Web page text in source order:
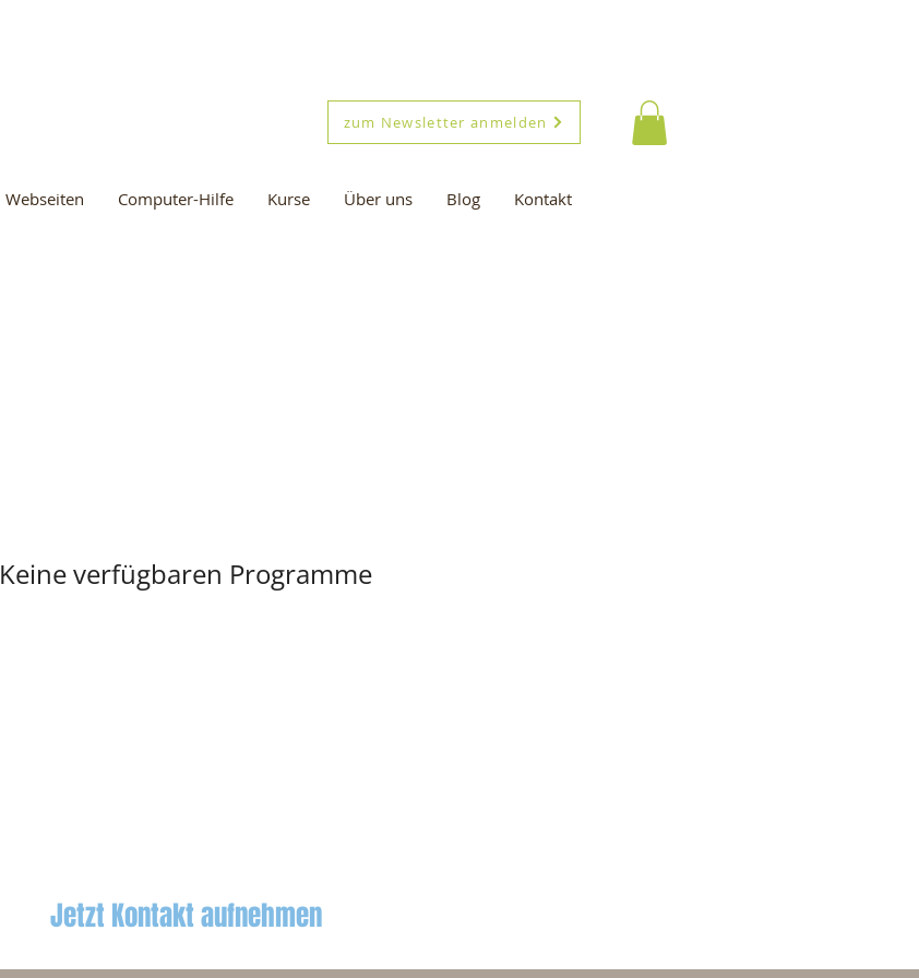
zum Newsletter anmelden
Webseiten Computer-Hilfe Kurse Über uns Blog Kontakt
Keine verfügbaren Programme
Jetzt Kontakt aufnehmen